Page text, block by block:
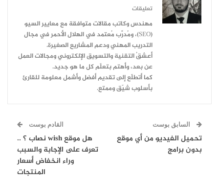
تعليقات
مهندس وكاتب مقالات متوافقة مع معايير السيو
(SEO)، ومُدرِّب مُعتمد في الهلال الأحمر في مجال
التدريب المهني ودعم المشاريع الصغيرة.
أعشقُ التقنية والتسويق الإلكتروني ومجالات العمل
عن بعد، وأهتم بتعلّم كل ما هو جديد.
كما أتطلّع إلى تقديم أفضل وأشمل معلومة للقارئ
بأسلوب شيّق وممتع.
السابق بوست
تحميل الفيديو من أي موقع
بدون برامج
القادم بوست
هل موقع wish نصاب ؟ ..
تعرف على الإجابة والسبب
وراء انخفاض أسعار
المنتجات